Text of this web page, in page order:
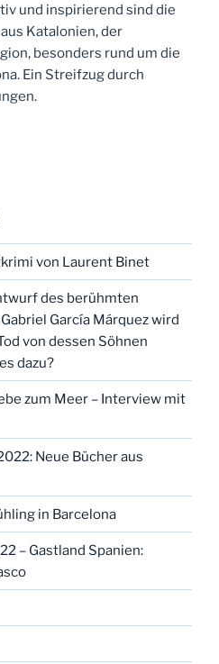
und inspirierend sind die
Katalonien, der
besonders rund um die
Ein Streifzug durch
von Laurent Binet
des berühmten
García Márquez wird
von dessen Söhnen
dazu?
zum Meer – Interview mit
Neue Bücher aus
in Barcelona
– Gastland Spanien: